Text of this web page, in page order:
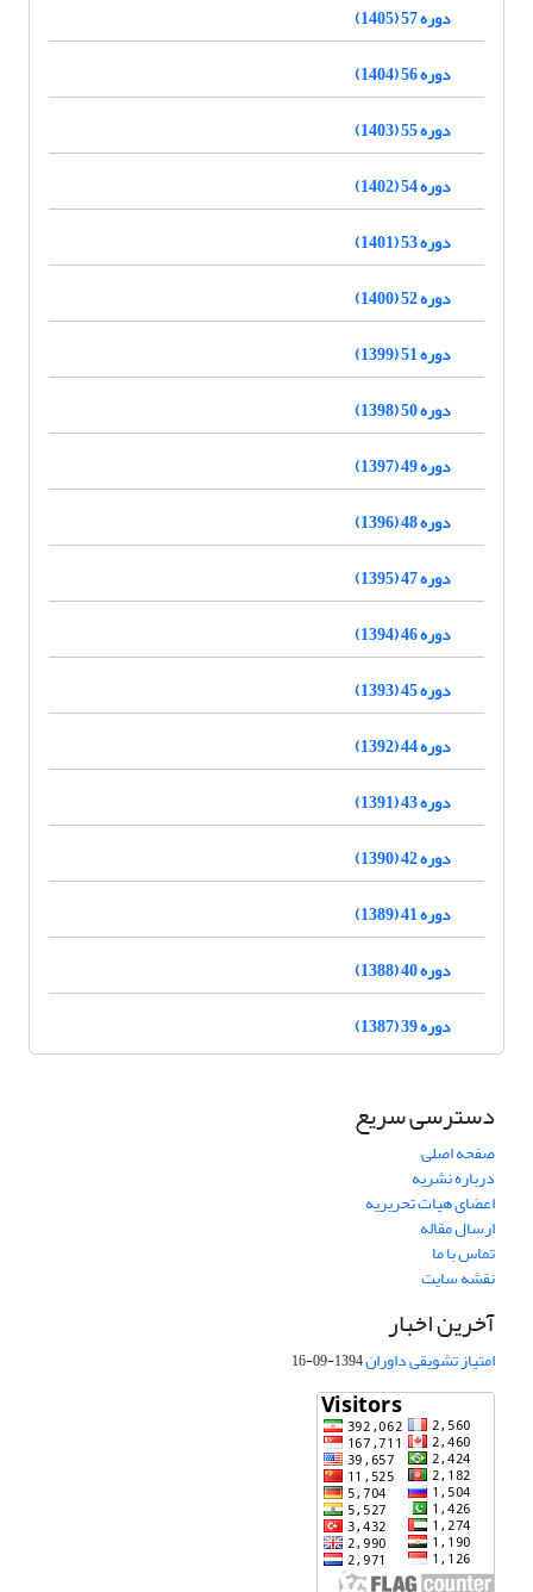
دوره 57 (1405)
دوره 56 (1404)
دوره 55 (1403)
دوره 54 (1402)
دوره 53 (1401)
دوره 52 (1400)
دوره 51 (1399)
دوره 50 (1398)
دوره 49 (1397)
دوره 48 (1396)
دوره 47 (1395)
دوره 46 (1394)
دوره 45 (1393)
دوره 44 (1392)
دوره 43 (1391)
دوره 42 (1390)
دوره 41 (1389)
دوره 40 (1388)
دوره 39 (1387)
دسترسی سریع
صفحه اصلی
درباره نشریه
اعضای هیات تحریریه
ارسال مقاله
تماس با ما
نقشه سایت
آخرین اخبار
امتیاز تشویقی داوران1394-09-16